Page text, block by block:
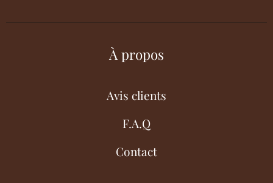
À propos
Avis clients
F.A.Q
Contact